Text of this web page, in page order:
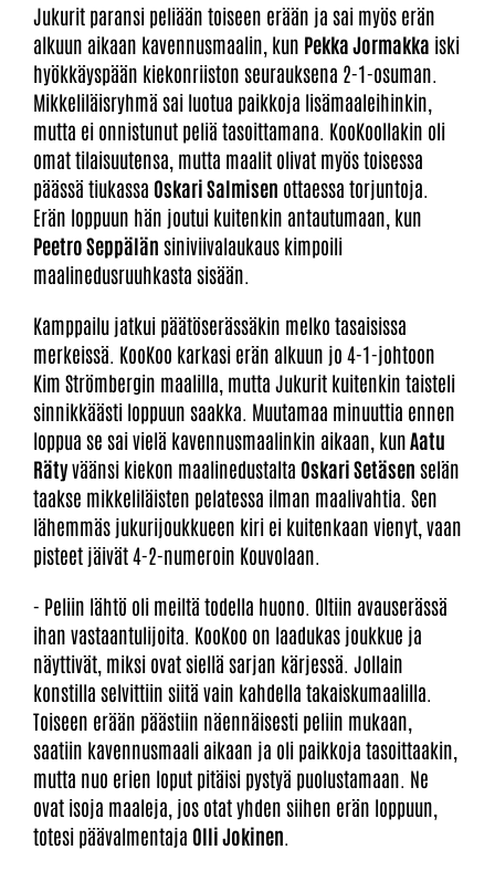
Jukurit paransi peliään toiseen erään ja sai myös erän
alkuun aikaan kavennusmaalin, kun Pekka Jormakka iski
hyökkäyspään kiekonriiston seurauksena 2-1-osuman.
Mikkeliläisryhmä sai luotua paikkoja lisämaaleihinkin,
mutta ei onnistunut peliä tasoittamana. KooKoollakin oli
omat tilaisuutensa, mutta maalit olivat myös toisessa
päässä tiukassa Oskari Salmisen ottaessa torjuntoja.
Erän loppuun hän joutui kuitenkin antautumaan, kun
Peetro Seppälän siniviivalaukaus kimpoili
maalinedusruuhkasta sisään.
Kamppailu jatkui päätöserässäkin melko tasaisissa
merkeissä. KooKoo karkasi erän alkuun jo 4-1-johtoon
Kim Strömbergin maalilla, mutta Jukurit kuitenkin taisteli
sinnikkäästi loppuun saakka. Muutamaa minuuttia ennen
loppua se sai vielä kavennusmaalinkin aikaan, kunAatu
Rätyväänsi kiekon maalinedustalta Oskari Setäsen selän
taakse mikkeliläisten pelatessa ilman maalivahtia. Sen
lähemmäs jukurijoukkueen kiri ei kuitenkaan vienyt, vaan
pisteet jäivät 4-2-numeroin Kouvolaan.
- Peliin lähtö oli meiltä todella huono. Oltiin avauserässä
ihan vastaantulijoita. KooKoo on laadukas joukkue ja
näyttivät, miksi ovat siellä sarjan kärjessä. Jollain
konstilla selvittiin siitä vain kahdella takaiskumaalilla.
Toiseen erään päästiin näennäisesti peliin mukaan,
saatiin kavennusmaali aikaan ja oli paikkoja tasoittaakin,
mutta nuo erien loput pitäisi pystyä puolustamaan. Ne
ovat isoja maaleja, jos otat yhden siihen erän loppuun,
totesi päävalmentaja Olli Jokinen